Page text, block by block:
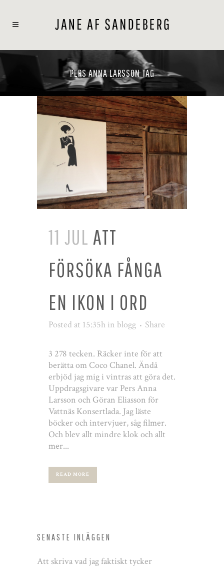
PERS ANNA LARSSON TAG
11 JUL ATT
FÖRSÖKA FÅNGA
EN IKON I ORD
Posted at 15:35h in blogg Share
3 278 tecken. Räcker inte för att
berätta om Coco Chanel. Ändå
erbjöd jag mig i vintras att göra det.
Uppdragsgivare var Pers Anna
Larsson och Göran Eliasson för
Vattnäs Konsertlada. Jag läste
böcker och intervjuer, såg filmer.
Och blev allt mindre klok och allt
mer...
READ MORE
SENASTE INLÄGGEN
Att skriva vad jag faktiskt tycker